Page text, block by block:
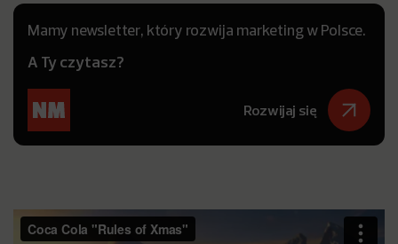
Mamy newsletter, który rozwija marketing w Polsce.
A Ty czytasz?
Rozwijaj się